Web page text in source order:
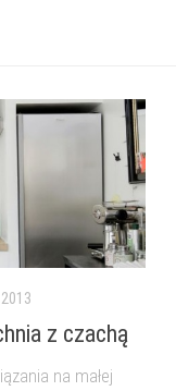
z czachą
na małej